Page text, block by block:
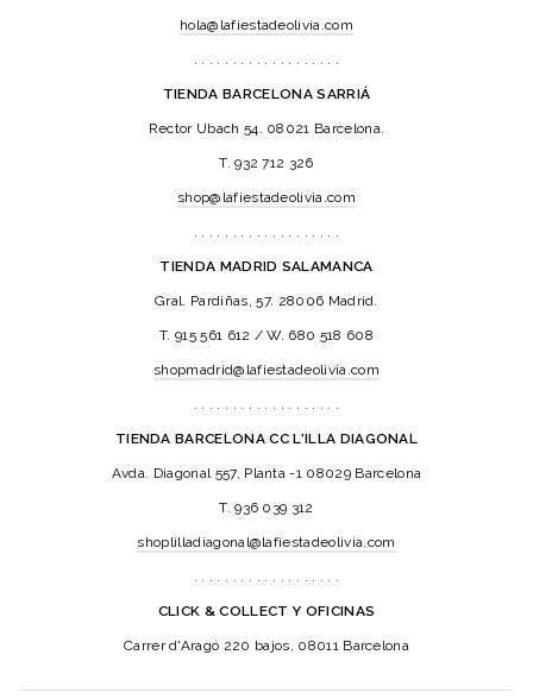
hola@lafiestadeolivia.com
. . . . . . . . . . . . . . . . . . .
TIENDA BARCELONA SARRIÁ
Rector Ubach 54. 08021 Barcelona.
T. 932 712 326
shop@lafiestadeolivia.com
. . . . . . . . . . . . . . . . . . .
TIENDA MADRID SALAMANCA
Gral. Pardiñas, 57. 28006 Madrid.
T. 915 561 612 / W. 680 518 608
shopmadrid@lafiestadeolivia.com
. . . . . . . . . . . . . . . . . . .
TIENDA BARCELONA CC L'ILLA DIAGONAL
Avda. Diagonal 557, Planta -1 08029 Barcelona
T. 936 039 312
shoplilladiagonal@lafiestadeolivia.com
. . . . . . . . . . . . . . . . . . .
CLICK & COLLECT Y OFICINAS
Carrer d'Aragó 220 bajos, 08011 Barcelona